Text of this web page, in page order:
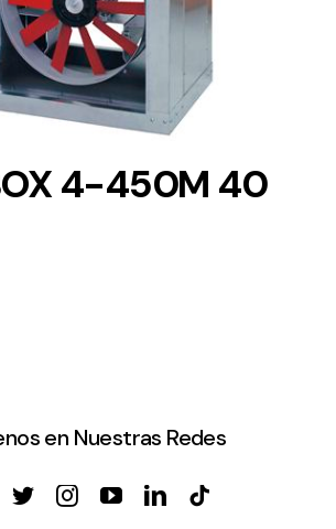
DETAILS
4-450M 40
en Nuestras Redes